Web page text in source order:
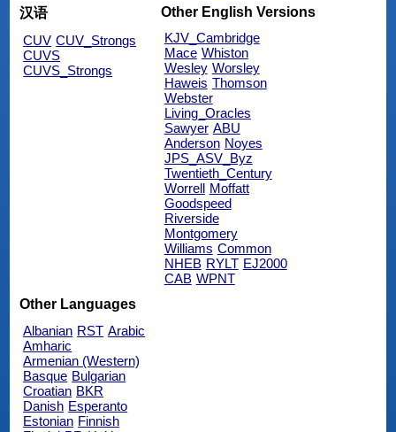
汉语
CUV CUV_Strongs
CUVS
CUVS_Strongs
Other English Versions
KJV_Cambridge
Mace Whiston
Wesley Worsley
Haweis Thomson
Webster
Living_Oracles
Sawyer ABU
Anderson Noyes
JPS_ASV_Byz
Twentieth_Century
Worrell
Moffatt
Goodspeed
Riverside
Montgomery
Williams Common
NHEB RYLT EJ2000
CAB WPNT
Other Languages
Albanian RST Arabic
Amharic
Armenian (Western)
Basque Bulgarian
Croatian BKR
Danish Esperanto
Estonian Finnish